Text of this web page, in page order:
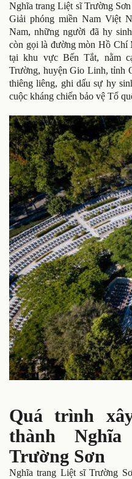
Nghĩa trang Liệt sĩ Trường
Giải phóng miền Nam Việt
Nam, những người đã hy
còn gọi là đường mòn Hồ Chí
tại khu vực Bến Tắt, nằm
Trường, huyện Gio Linh, tỉnh
thiêng liêng, ghi dấu sự hy
cuộc kháng chiến bảo vệ Tổ
Quá trình
thành
Trường Sơn
Nghĩa trang Liệt sĩ Trường